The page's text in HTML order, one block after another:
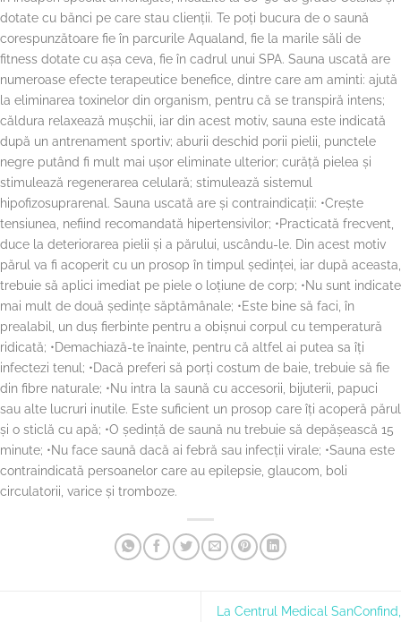
dotate cu bănci pe care stau clienții. Te poți bucura de o saună
corespunzătoare fie în parcurile Aqualand, fie la marile săli de
fitness dotate cu așa ceva, fie în cadrul unui SPA. Sauna uscată are
numeroase efecte terapeutice benefice, dintre care am aminti: ajută
la eliminarea toxinelor din organism, pentru că se transpiră intens;
căldura relaxează mușchii, iar din acest motiv, sauna este indicată
după un antrenament sportiv; aburii deschid porii pielii, punctele
negre putând fi mult mai ușor eliminate ulterior; curăță pielea și
stimulează regenerarea celulară; stimulează sistemul
hipofizosuprarenal. Sauna uscată are și contraindicații: •Crește
tensiunea, nefiind recomandată hipertensivilor; •Practicată frecvent,
duce la deteriorarea pielii și a părului, uscându-le. Din acest motiv
părul va fi acoperit cu un prosop în timpul ședinței, iar după aceasta,
trebuie să aplici imediat pe piele o loțiune de corp; •Nu sunt indicate
mai mult de două ședințe săptămânale; •Este bine să faci, în
prealabil, un duș fierbinte pentru a obișnui corpul cu temperatură
ridicată; •Demachiază-te înainte, pentru că altfel ai putea sa îți
infectezi tenul; •Dacă preferi să porți costum de baie, trebuie să fie
din fibre naturale; •Nu intra la saună cu accesorii, bijuterii, papuci
sau alte lucruri inutile. Este suficient un prosop care îți acoperă părul
și o sticlă cu apă; •O ședință de saună nu trebuie să depășească 15
minute; •Nu face saună dacă ai febră sau infecții virale; •Sauna este
contraindicată persoanelor care au epilepsie, glaucom, boli
circulatorii, varice și tromboze.
La Centrul Medical SanConfind,